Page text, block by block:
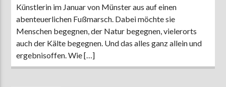
Künstlerin im Januar von Münster aus auf einen
abenteuerlichen Fußmarsch. Dabei möchte sie
Menschen begegnen, der Natur begegnen, vielerorts
auch der Kälte begegnen. Und das alles ganz allein und
ergebnisoffen. Wie […]